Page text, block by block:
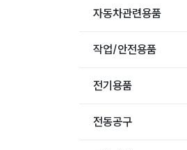
자동차관련용품
작업/안전용품
전기용품
전동공구